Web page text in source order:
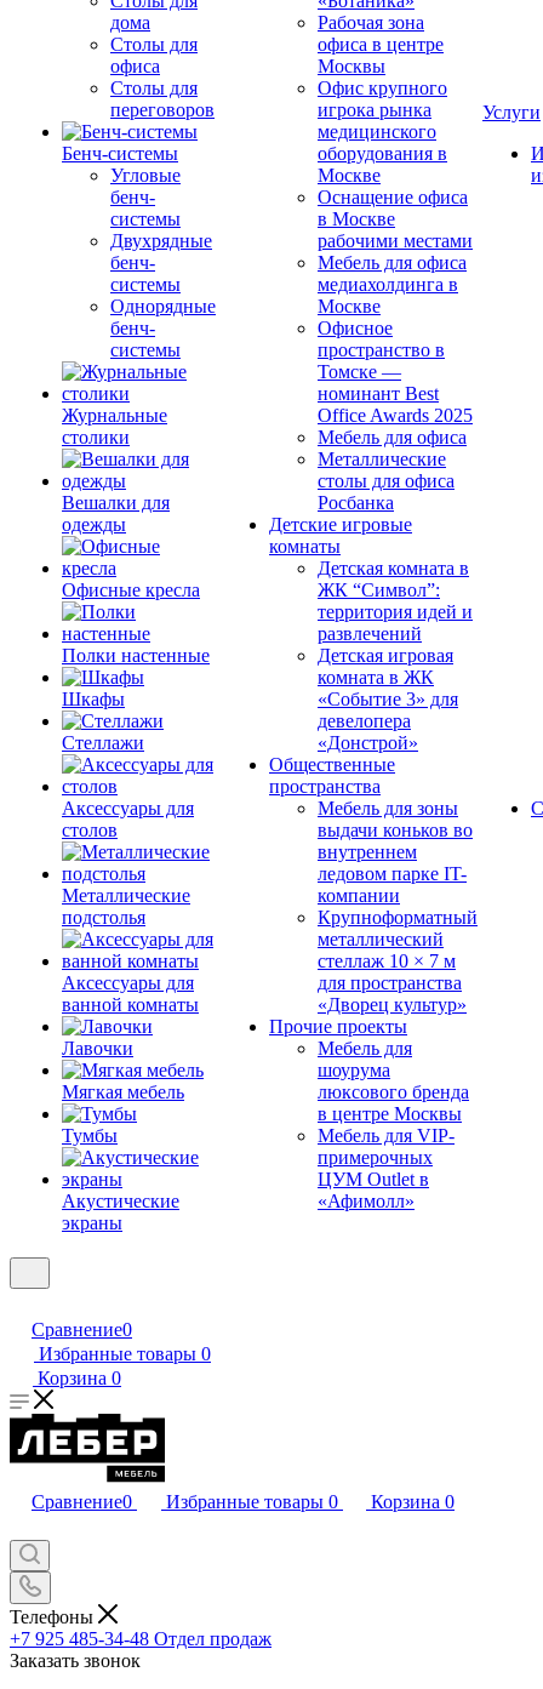
дома
Столы для
офиса
Столы для
переговоров
Бенч-системы
Угловые
бенч-
системы
Двухрядные
бенч-
системы
Однорядные
бенч-
системы
Журнальные
столики
Вешалки для
одежды
Офисные кресла
Полки настенные
Шкафы
Стеллажи
Аксессуары для
столов
Металлические
подстолья
Аксессуары для
ванной комнаты
Лавочки
Мягкая мебель
Тумбы
Акустические
экраны
Рабочая зона
офиса в центре
Москвы
Офис крупного
игрока рынка
медицинского
оборудования в
Москве
Оснащение офиса
в Москве
рабочими местами
Мебель для офиса
медиахолдинга в
Москве
Офисное
пространство в
Томске —
номинант Best
Office Awards 2025
Мебель для офиса
Металлические
столы для офиса
Росбанка
Детские игровые
комнаты
Детская комната в
ЖК “Символ”:
территория идей и
развлечений
Детская игровая
комната в ЖК
«Событие 3» для
девелопера
«Донстрой»
Общественные
пространства
Мебель для зоны
выдачи коньков во
внутреннем
ледовом парке IT-
компании
Крупноформатный
металлический
стеллаж 10 × 7 м
для пространства
«Дворец культур»
Прочие проекты
Мебель для
шоурума
люксового бренда
в центре Москвы
Мебель для VIP-
примерочных
ЦУМ Outlet в
«Афимолл»
Услуги
Сравнение0
Избранные товары 0
Корзина 0
Сравнение0 Избранные товары 0 Корзина 0
Телефоны
+7 925 485-34-48 Отдел продаж
Заказать звонок